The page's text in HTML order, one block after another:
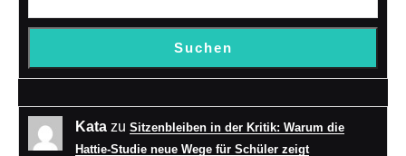
Suchen
Kata zu Sitzenbleiben in der Kritik: Warum die
Hattie-Studie neue Wege für Schüler zeigt